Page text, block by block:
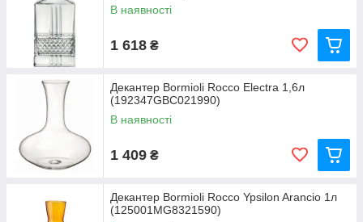
В наявності
1 618 ₴
Декантер Bormioli Rocco Electra 1,6л
(192347GBC021990)
В наявності
1 409 ₴
Декантер Bormioli Rocco Ypsilon Arancio 1л
(125001MG8321590)